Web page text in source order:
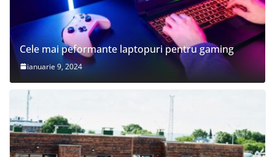
Cele mai peformante laptopuri pentru gaming
ianuarie 9, 2024